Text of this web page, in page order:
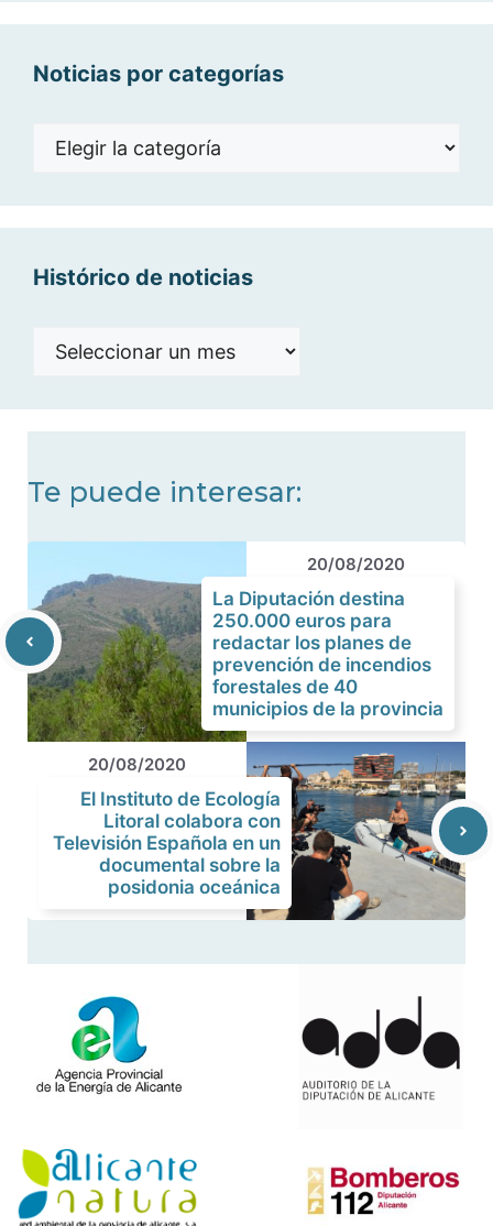
Noticias por categorías
Noticias
Histórico de noticias
Histórico
Te puede interesar:
20/08/2020
La Diputación destina
250.000 euros para
redactar los planes de
prevención de incendios
forestales de 40
municipios de la provincia
20/08/2020
El Instituto de Ecología
Litoral colabora con
Televisión Española en un
documental sobre la
posidonia oceánica